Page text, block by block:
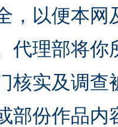
，以便本
代理部将
核实及调
部份作品